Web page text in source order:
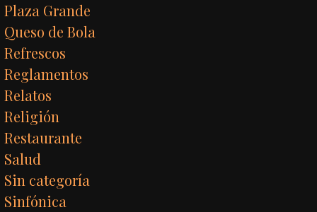
Plaza Grande
Queso de Bola
Refrescos
Reglamentos
Relatos
Religión
Restaurante
Salud
Sin categoría
Sinfónica